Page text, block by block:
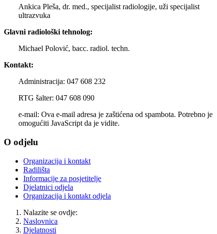
Ankica Pleša, dr. med., specijalist radiologije, uži specijalist
ultrazvuka
Glavni radiološki tehnolog:
Michael Polović, bacc. radiol. techn.
Kontakt:
Administracija: 047 608 232
RTG šalter: 047 608 090
e-mail: Ova e-mail adresa je zaštićena od spambota. Potrebno je
omogućiti JavaScript da je vidite.
O odjelu
Organizacija i kontakt
Radilišta
Informacije za posjetitelje
Djelatnici odjela
Organizacija i kontakt odjela
Nalazite se ovdje:
Naslovnica
Djelatnosti